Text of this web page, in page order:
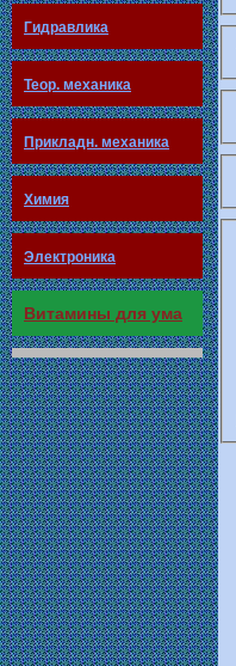
Гидравлика
Теор. механика
Прикладн. механика
Химия
Электроника
Витамины для ума